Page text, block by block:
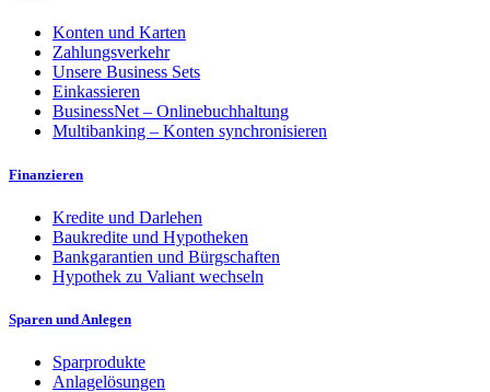
Konten und Karten
Zahlungsverkehr
Unsere Business Sets
Einkassieren
BusinessNet – Onlinebuchhaltung
Multibanking – Konten synchronisieren
Finanzieren
Kredite und Darlehen
Baukredite und Hypotheken
Bankgarantien und Bürgschaften
Hypothek zu Valiant wechseln
Sparen und Anlegen
Sparprodukte
Anlagelösungen